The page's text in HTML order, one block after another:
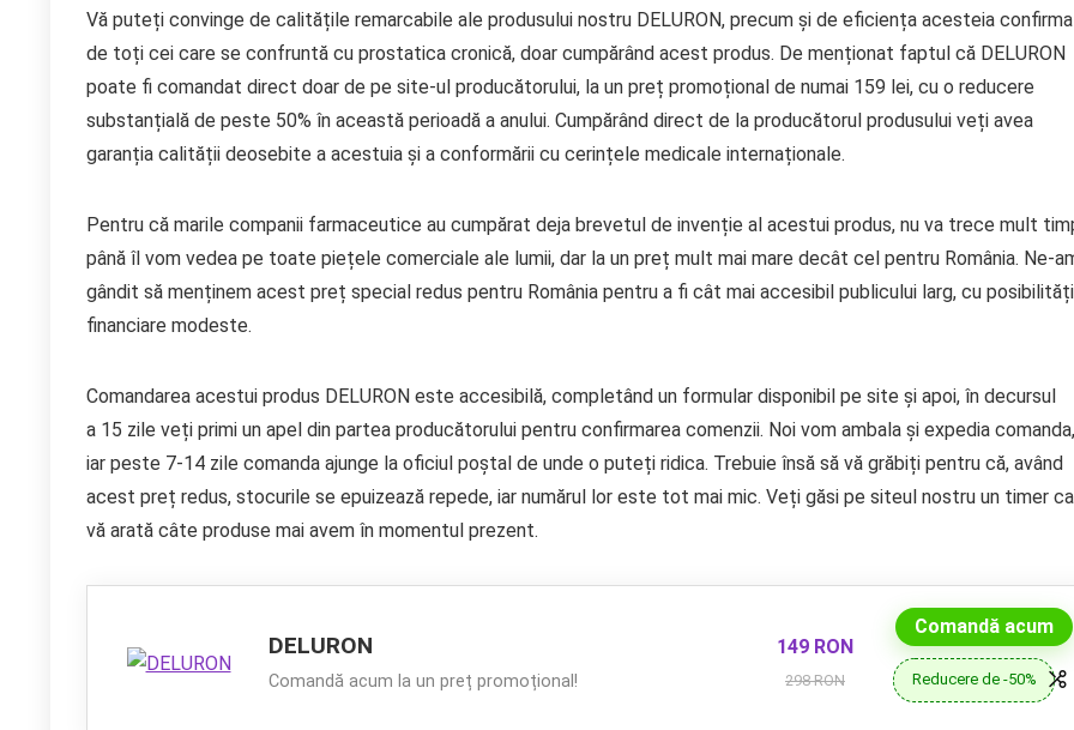
Vă puteți convinge de calitățile remarcabile ale produsului nostru DELURON, precum și de eficiența acesteia
de toți cei care se confruntă cu prostatica cronică, doar cumpărând acest produs. De menționat faptul că DELURON
poate fi comandat direct doar de pe site-ul producătorului, la un preț promoțional de numai 159 lei, cu o reducere
substanțială de peste 50% în această perioadă a anului. Cumpărând direct de la producătorul produsului veți avea
garanția calității deosebite a acestuia și a conformării cu cerințele medicale internaționale.
Pentru că marile companii farmaceutice au cumpărat deja brevetul de invenție al acestui produs, nu va trece mult
până îl vom vedea pe toate piețele comerciale ale lumii, dar la un preț mult mai mare decât cel pentru România. Ne-
gândit să menținem acest preț special redus pentru România pentru a fi cât mai accesibil publicului larg, cu posibilități
financiare modeste.
Comandarea acestui produs DELURON este accesibilă, completând un formular disponibil pe site și apoi, în decursul
a 15 zile veți primi un apel din partea producătorului pentru confirmarea comenzii. Noi vom ambala și expedia comanda,
iar peste 7-14 zile comanda ajunge la oficiul poștal de unde o puteți ridica. Trebuie însă să vă grăbiți pentru că, având
acest preț redus, stocurile se epuizează repede, iar numărul lor este tot mai mic. Veți găsi pe siteul nostru un timer
vă arată câte produse mai avem în momentul prezent.
DELURON
Comandă acum la un preț promoțional!
149 RON
298 RON
Comandă acum
Reducere de -50%